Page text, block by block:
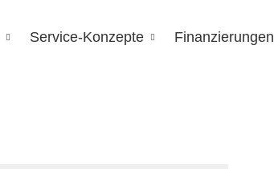
Service-Konzepte Finanzierungen